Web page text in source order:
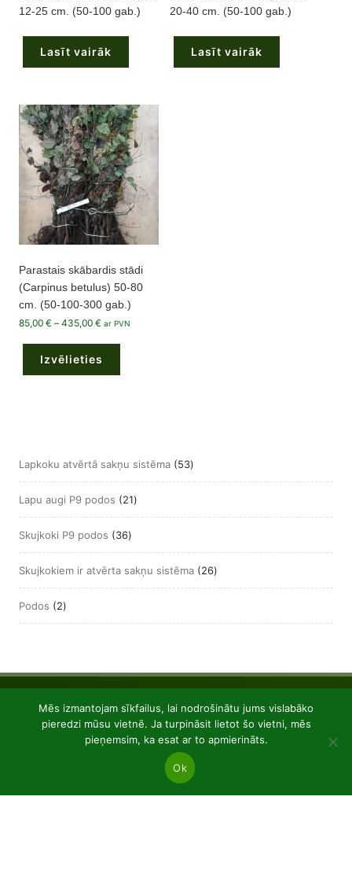
12-25 cm. (50-100 gab.)
Lasīt vairāk
20-40 cm. (50-100 gab.)
Lasīt vairāk
Parastais skābardis stādi
(Carpinus betulus) 50-80
cm. (50-100-300 gab.)
85,00 € – 435,00 € Price
435,00 €
ar PVN
Izvēlieties
the
product
page
Lapkoku atvērtā sakņu sistēma 5353
produkts
Lapu augi P9 podos
2121
produkts
Skujkoki P9 podos
3636
produkts
Skujkokiem ir atvērta sakņu sistēma
2626
produkts
Podos
22
produkts
Mēs izmantojam sīkfailus, lai nodrošinātu jums vislabāko
pieredzi mūsu vietnē. Ja turpināsit lietot šo vietni, mēs
pieņemsim, ka esat ar to apmierināts.
Ok